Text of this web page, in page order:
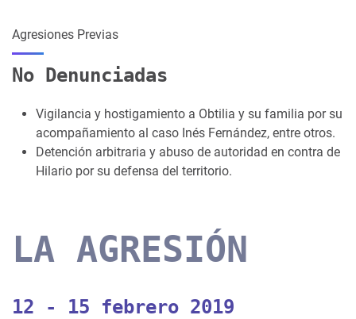
Agresiones Previas
No Denunciadas
Vigilancia y hostigamiento a Obtilia y su familia por su
acompañamiento al caso Inés Fernández, entre otros.
Detención arbitraria y abuso de autoridad en contra de
Hilario por su defensa del territorio.
LA AGRESIÓN
12 - 15 febrero 2019